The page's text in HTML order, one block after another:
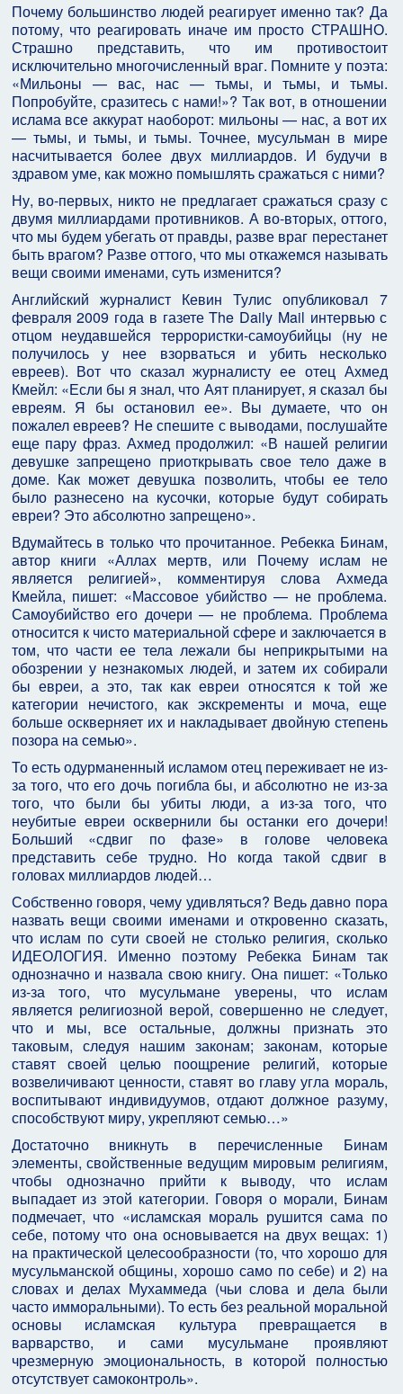
Почему большинство людей реагирует именно так? Да
потому, что реагировать иначе им просто СТРАШНО.
Страшно представить, что им противостоит
исключительно многочисленный враг. Помните у поэта:
«Мильоны — вас, нас — тьмы, и тьмы, и тьмы.
Попробуйте, сразитесь с нами!»? Так вот, в отношении
ислама все аккурат наоборот: мильоны — нас, а вот их
— тьмы, и тьмы, и тьмы. Точнее, мусульман в мире
насчитывается более двух миллиардов. И будучи в
здравом уме, как можно помышлять сражаться с ними?
Ну, во‑первых, никто не предлагает сражаться сразу с
двумя миллиардами противников. А во‑вторых, оттого,
что мы будем убегать от правды, разве враг перестанет
быть врагом? Разве оттого, что мы откажемся называть
вещи своими именами, суть изменится?
Английский журналист Кевин Тулис опубликовал 7
февраля 2009 года в газете The Daily Mail интервью с
отцом неудавшейся террористки-самоубийцы (ну не
получилось у нее взорваться и убить несколько
евреев). Вот что сказал журналисту ее отец Ахмед
Кмейл: «Если бы я знал, что Аят планирует, я сказал бы
евреям. Я бы остановил ее». Вы думаете, что он
пожалел евреев? Не спешите с выводами, послушайте
еще пару фраз. Ахмед продолжил: «В нашей религии
девушке запрещено приоткрывать свое тело даже в
доме. Как может девушка позволить, чтобы ее тело
было разнесено на кусочки, которые будут собирать
евреи? Это абсолютно запрещено».
Вдумайтесь в только что прочитанное. Ребекка Бинам,
автор книги «Аллах мертв, или Почему ислам не
является религией», комментируя слова Ахмеда
Кмейла, пишет: «Массовое убийство — не проблема.
Самоубийство его дочери — не проблема. Проблема
относится к чисто материальной сфере и заключается в
том, что части ее тела лежали бы неприкрытыми на
обозрении у незнакомых людей, и затем их собирали
бы евреи, а это, так как евреи относятся к той же
категории нечистого, как экскременты и моча, еще
больше оскверняет их и накладывает двойную степень
позора на семью».
То есть одурманенный исламом отец переживает не из-
за того, что его дочь погибла бы, и абсолютно не из-за
того, что были бы убиты люди, а из-за того, что
неубитые евреи осквернили бы останки его дочери!
Больший «сдвиг по фазе» в голове человека
представить себе трудно. Но когда такой сдвиг в
головах миллиардов людей…
Собственно говоря, чему удивляться? Ведь давно пора
назвать вещи своими именами и откровенно сказать,
что ислам по сути своей не столько религия, сколько
ИДЕОЛОГИЯ. Именно поэтому Ребекка Бинам так
однозначно и назвала свою книгу. Она пишет: «Только
из-за того, что мусульмане уверены, что ислам
является религиозной верой, совершенно не следует,
что и мы, все остальные, должны признать это
таковым, следуя нашим законам; законам, которые
ставят своей целью поощрение религий, которые
возвеличивают ценности, ставят во главу угла мораль,
воспитывают индивидуумов, отдают должное разуму,
способствуют миру, укрепляют семью…»
Достаточно вникнуть в перечисленные Бинам
элементы, свойственные ведущим мировым религиям,
чтобы однозначно прийти к выводу, что ислам
выпадает из этой категории. Говоря о морали, Бинам
подмечает, что «исламская мораль рушится сама по
себе, потому что она основывается на двух вещах: 1)
на практической целесообразности (то, что хорошо для
мусульманской общины, хорошо само по себе) и 2) на
словах и делах Мухаммеда (чьи слова и дела были
часто имморальными). То есть без реальной моральной
основы исламская культура превращается в
варварство, и сами мусульмане проявляют
чрезмерную эмоциональность, в которой полностью
отсутствует самоконтроль».